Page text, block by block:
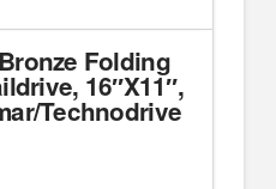
Folding
16″X11″,
Technodrive